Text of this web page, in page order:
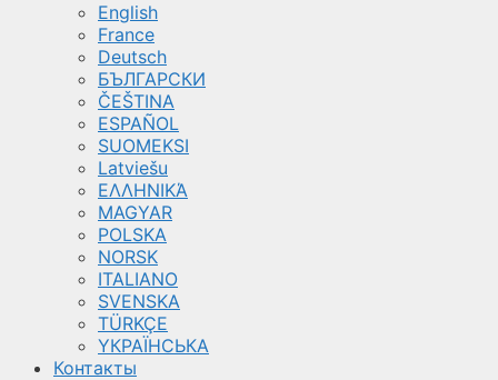
English
France
Deutsch
БЪЛГАРСКИ
ČEŠTINA
ESPAÑOL
SUOMEKSI
Latviešu
ΕΛΛΗΝΙΚΆ
MAGYAR
POLSKA
NORSK
ITALIANO
SVENSKA
TÜRKÇE
YКРАЇНСЬКА
Контакты